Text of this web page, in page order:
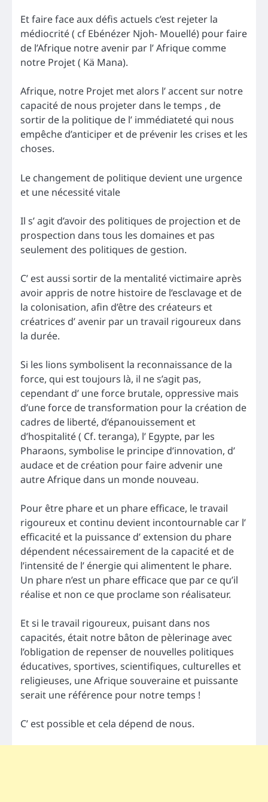
Et faire face aux défis actuels c’est rejeter la
médiocrité ( cf Ebénézer Njoh- Mouellé) pour faire
de l’Afrique notre avenir par l’ Afrique comme
notre Projet ( Kä Mana).
Afrique, notre Projet met alors l’ accent sur notre
capacité de nous projeter dans le temps , de
sortir de la politique de l’ immédiateté qui nous
empêche d’anticiper et de prévenir les crises et les
choses.
Le changement de politique devient une urgence
et une nécessité vitale
Il s’ agit d’avoir des politiques de projection et de
prospection dans tous les domaines et pas
seulement des politiques de gestion.
C’ est aussi sortir de la mentalité victimaire après
avoir appris de notre histoire de l’esclavage et de
la colonisation, afin d’être des créateurs et
créatrices d’ avenir par un travail rigoureux dans
la durée.
Si les lions symbolisent la reconnaissance de la
force, qui est toujours là, il ne s’agit pas,
cependant d’ une force brutale, oppressive mais
d’une force de transformation pour la création de
cadres de liberté, d’épanouissement et
d’hospitalité ( Cf. teranga), l’ Egypte, par les
Pharaons, symbolise le principe d’innovation, d’
audace et de création pour faire advenir une
autre Afrique dans un monde nouveau.
Pour être phare et un phare efficace, le travail
rigoureux et continu devient incontournable car l’
efficacité et la puissance d’ extension du phare
dépendent nécessairement de la capacité et de
l’intensité de l’ énergie qui alimentent le phare.
Un phare n’est un phare efficace que par ce qu’il
réalise et non ce que proclame son réalisateur.
Et si le travail rigoureux, puisant dans nos
capacités, était notre bâton de pèlerinage avec
l’obligation de repenser de nouvelles politiques
éducatives, sportives, scientifiques, culturelles et
religieuses, une Afrique souveraine et puissante
serait une référence pour notre temps !
C’ est possible et cela dépend de nous.